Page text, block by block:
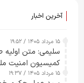
آخرین اخبار
۱۵ مرداد ۱۴۰۵ / ۱۹:۵۲
سلیمی: متن اولیه
کمیسیون امنیت
۱۵ مرداد ۱۴۰۵ / ۱۹:۳۷